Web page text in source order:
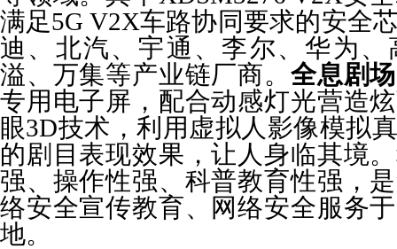
满足5G V2X车路协同要求的安全
迪、北汽、宇通、李尔、华为、
溢、万集等产业链厂商。 全息剧
专用电子屏，配合动感灯光营造
眼3D技术，利用虚拟人影像模拟
的剧目表现效果，让人身临其境
强、操作性强、科普教育性强，
络安全宣传教育、网络安全服务
地。